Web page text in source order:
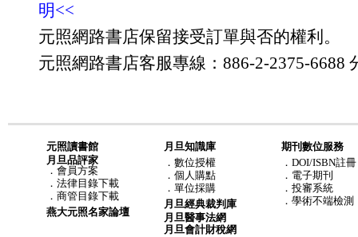
明<<
元照網路書店保留接受訂單與否的權利。
元照網路書店客服專線：886-2-2375-6688
元照讀書館
月旦品評家
． 會員方案
． 法律目錄下載
． 商管目錄下載
燕大元照名家論壇
月旦知識庫
． 數位授權
． 個人購點
． 單位採購
月旦經典裁判庫
月旦醫事法網
月旦會計財稅網
期刊數位服務
．DOI/ISBN註冊
．電子期刊
．投審系統
．學術不端檢測